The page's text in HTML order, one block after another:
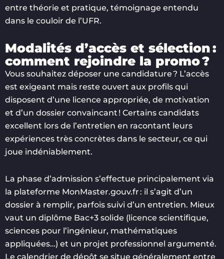
entre théorie et pratique, témoignage entendu
dans le couloir de l’UFR.
Modalités d’accès et sélection :
comment rejoindre la promo ?
Vous souhaitez déposer une candidature ? L’accès
est exigeant mais reste ouvert aux profils qui
disposent d’une licence appropriée, de motivation
et d’un dossier convaincant ! Certains candidats
excellent lors de l’entretien en racontant leurs
expériences très concrètes dans le secteur, ce qui
joue indéniablement.
La phase d’admission s’effectue principalement via
la plateforme MonMaster.gouv.fr : il s’agit d’un
dossier à remplir, parfois suivi d’un entretien. Mieux
vaut un diplôme Bac+3 solide (licence scientifique,
sciences pour l’ingénieur, mathématiques
appliquées…) et un projet professionnel argumenté.
Le calendrier de dépôt se situe généralement entre